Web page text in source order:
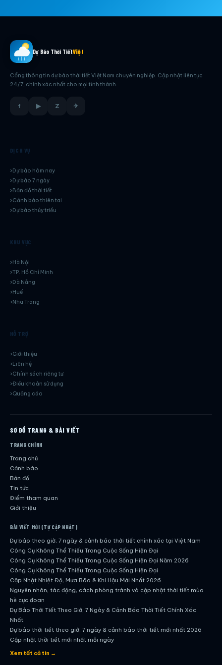
Dự Báo Thời TiếtViệt
Cổng thông tin dự báo thời tiết Việt Nam chuyên nghiệp. Cập nhật liên tục
24/7, chính xác nhất cho mọi tỉnh thành.
f ▶ Z ✈
DỊCH VỤ
Dự báo hôm nay
Dự báo 7 ngày
Bản đồ thời tiết
Cảnh báo thiên tai
Dự báo thủy triều
KHU VỰC
Hà Nội
TP. Hồ Chí Minh
Dà Nẵng
Huế
Nha Trang
HỖ TRỢ
Giới thiệu
Liên hệ
Chính sách riêng tư
Điều khoản sử dụng
Quảng cáo
SƠ ĐỒ TRANG & BÀI VIẾT
TRANG CHÍNH
Trang chủ
Cảnh báo
Bản đồ
Tin tức
Điểm tham quan
Giới thiệu
BÀI VIẾT MỚI (TỰ CẬP NHẬT)
Dự báo theo giờ, 7 ngày & cảnh báo thời tiết chính xác tại Việt Nam
Công Cụ Không Thể Thiếu Trong Cuộc Sống Hiện Đại
Công Cụ Không Thể Thiếu Trong Cuộc Sống Hiện Đại Năm 2026
Công Cụ Không Thể Thiếu Trong Cuộc Sống Hiện Đại
Cập Nhật Nhiệt Độ, Mưa Bão & Khí Hậu Mới Nhất 2026
Nguyên nhân, tác động, cách phòng tránh và cập nhật thời tiết mùa
hè cực đoan
Dự Báo Thời Tiết Theo Giờ, 7 Ngày & Cảnh Báo Thời Tiết Chính Xác
Nhất
Dự báo thời tiết theo giờ, 7 ngày & cảnh báo thời tiết mới nhất 2026
Cập nhật thời tiết mới nhất mỗi ngày
Hướng dẫn đầy đủ về dự báo thời tiết hiện đại
Xem tất cả tin →